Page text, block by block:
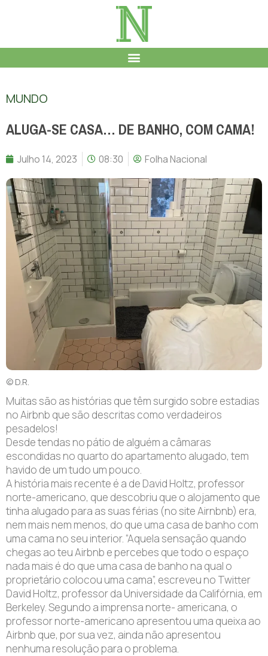
MUNDO
ALUGA-SE CASA… DE BANHO, COM CAMA!
Julho 14, 2023 08:30 Folha Nacional
© D.R.
Muitas são as histórias que têm surgido sobre estadias
no Airbnb que são descritas como verdadeiros
pesadelos!
Desde tendas no pátio de alguém a câmaras
escondidas no quarto do apartamento alugado, tem
havido de um tudo um pouco.
A história mais recente é a de David Holtz, professor
norte-americano, que descobriu que o alojamento que
tinha alugado para as suas férias (no site Airnbnb) era,
nem mais nem menos, do que uma casa de banho com
uma cama no seu interior. “Aquela sensação quando
chegas ao teu Airbnb e percebes que todo o espaço
nada mais é do que uma casa de banho na qual o
proprietário colocou uma cama”, escreveu no Twitter
David Holtz, professor da Universidade da Califórnia, em
Berkeley. Segundo a imprensa norte- americana, o
professor norte-americano apresentou uma queixa ao
Airbnb que, por sua vez, ainda não apresentou
nenhuma resolução para o problema.